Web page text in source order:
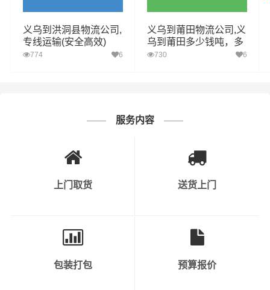
13米 2022.92km 电话咨询
17.5米 2022.92km 电话咨询
材料、半成品和成品，如钢材、塑料
4、机械设备和重型货物：包括工程
义乌到洪洞县物流公司,
专线运输(安全高效)
774 6
义乌到莆田物流公司,义
乌到莆田多少钱吨，多
久到
730 6
服务内容
上门取货 送货上门
包装打包 预算报价